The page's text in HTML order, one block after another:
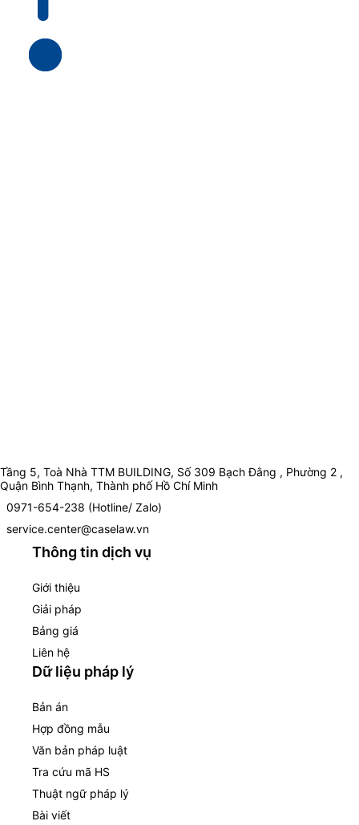
Tầng 5, Toà Nhà TTM BUILDING, Số 309 Bạch Đằng , Phường 2 ,
Quận Bình Thạnh, Thành phố Hồ Chí Minh
0971-654-238 (Hotline/ Zalo)
service.center@caselaw.vn
Thông tin dịch vụ
Giới thiệu
Giải pháp
Bảng giá
Liên hệ
Dữ liệu pháp lý
Bản án
Hợp đồng mẫu
Văn bản pháp luật
Tra cứu mã HS
Thuật ngữ pháp lý
Bài viết